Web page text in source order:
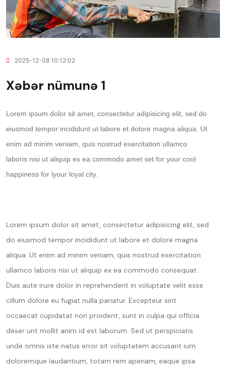
2025-12-08 10:12:02
Xəbər nümunə 1
Lorem ipsum dolor sit amet, consectetur adipisicing elit, sed do
eiusmod tempor incididunt ut labore et dolore magna aliqua. Ut
enim ad minim veniam, quis nostrud exercitation ullamco
laboris nisi ut aliquip ex ea commodo amet set for your cool
happiness for lyour loyal city.
Lorem ipsum dolor sit amet, consectetur adipisicing elit, sed
do eiusmod tempor incididunt ut labore et dolore magna
aliqua. Ut enim ad minim veniam, quis nostrud exercitation
ullamco laboris nisi ut aliquip ex ea commodo consequat.
Duis aute irure dolor in reprehenderit in voluptate velit esse
cillum dolore eu fugiat nulla pariatur. Excepteur sint
occaecat cupidatat non proident, sunt in culpa qui officia
deser unt mollit anim id est laborum. Sed ut perspiciatis
unde omnis iste natus error sit voluptatem accusant ium
doloremque laudantium, totam rem aperiam, eaque ipsa